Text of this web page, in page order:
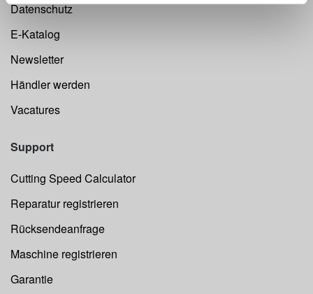
Datenschutz
E-Katalog
Newsletter
Händler werden
Vacatures
Support
Cutting Speed Calculator
Reparatur registrieren
Rücksendeanfrage
Maschine registrieren
Garantie